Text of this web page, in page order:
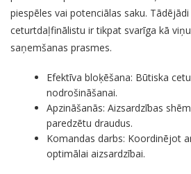
piespēles vai potenciālas saku.
ceturtdaļfinālistu ir tikpat svarīga kā
saņemšanas prasmes.
Efektīva bloķēšana: Būtiska
nodrošināšanai.
Apzināšanās: Aizsardzības
paredzētu draudus.
Komandas darbs: Koordinējot
optimālai aizsardzībai.